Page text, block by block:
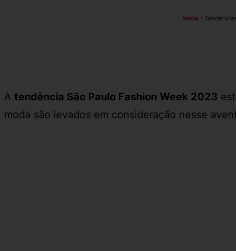
Início–
A tendência São Paulo Fashion Week 2023
moda são levados em consideração nesse